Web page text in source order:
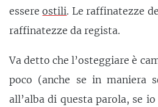
essereostili. Le raffinatezze
raffinatezze da regista.
Va detto che l’osteggiare è
poco (anche se in maniera
all’alba di questa parola, se